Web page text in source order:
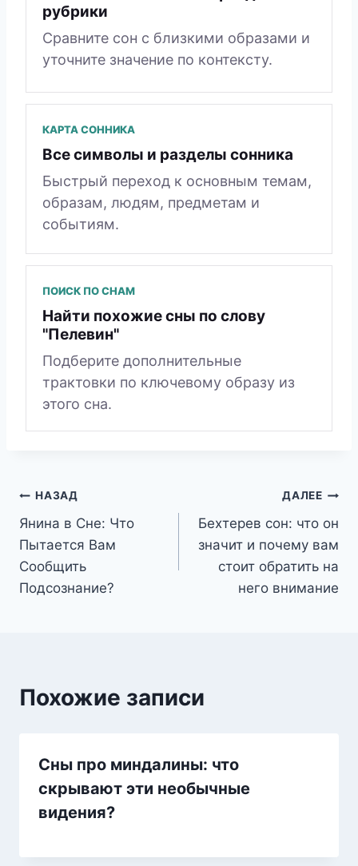
рубрики
Сравните сон с близкими образами и
уточните значение по контексту.
КАРТА СОННИКА
Все символы и разделы сонника
Быстрый переход к основным темам,
образам, людям, предметам и
событиям.
ПОИСК ПО СНАМ
Найти похожие сны по слову
"Пелевин"
Подберите дополнительные
трактовки по ключевому образу из
этого сна.
Навигация
по
записям
НАЗАД
Янина в Сне: Что
Пытается Вам
Сообщить
Подсознание?
ДАЛЕЕ
Бехтерев сон: что он
значит и почему вам
стоит обратить на
него внимание
Похожие записи
Сны про миндалины: что
скрывают эти необычные
видения?